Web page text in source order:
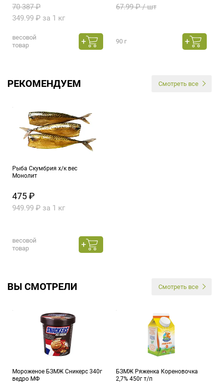
70 387 ₽
349.99 ₽ за 1 кг
весовой
товар
67.99 ₽ / шт
90 г
РЕКОМЕНДУЕМ Смотреть все
Рыба Скумбрия х/к вес
Монолит
475 ₽
949.99 ₽ за 1 кг
весовой
товар
ВЫ СМОТРЕЛИ Смотреть все
Мороженое БЗМЖ Сникерс 340г
ведро МФ
БЗМЖ Ряженка Кореновочка
2,7% 450г т/п